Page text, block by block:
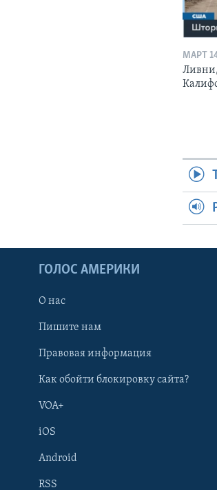
МАРТ
ГОЛОС АМЕРИКИ
О нас
Пишите нам
Правовая информация
Как обойти блокировку сайта?
VOA+
iOS
Android
RSS